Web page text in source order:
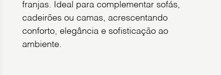
franjas. Ideal para complementar sofás,
cadeirões ou camas, acrescentando
conforto, elegância e sofisticação ao
ambiente.